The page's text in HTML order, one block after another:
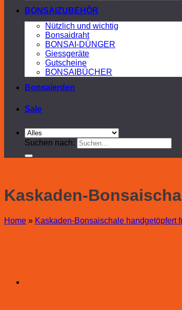
BONSAIZUBEHÖR
Nützlich und wichtig
Bonsaidraht
BONSAI-DÜNGER
Giessgeräte
Gutscheine
BONSAIBÜCHER
Bonsaierden
Sale
Suchen nach:
Kaskaden-
Home » Kaskaden-Bonsaischale handgetöpfert